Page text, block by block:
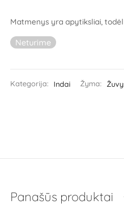
Matmenys yra apytiksliai, todėl
Neturime
Kategorija: Indai Žyma:
Panašūs produktai